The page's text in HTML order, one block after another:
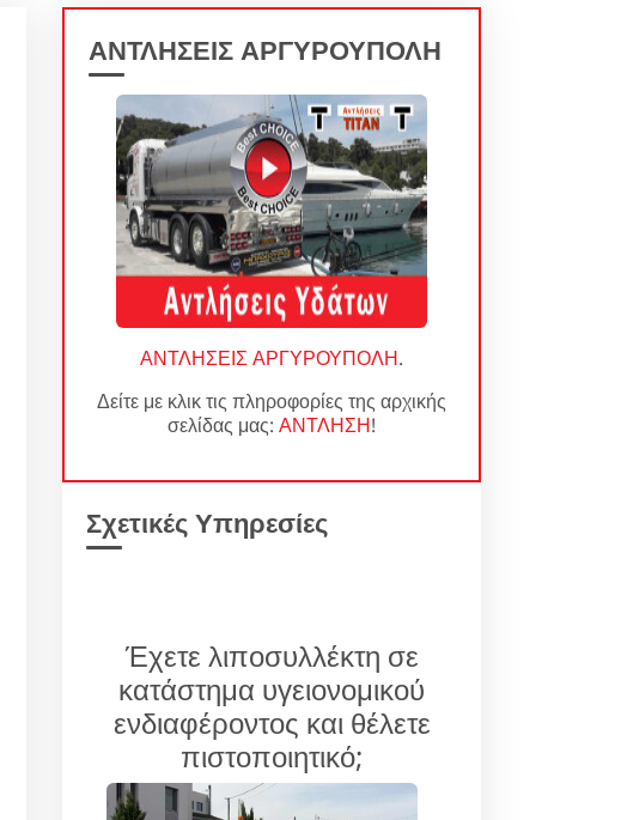
ΑΝΤΛΗΣΕΙΣ ΑΡΓΥΡΟΥΠΟΛΗ
ΑΝΤΛΗΣΕΙΣ ΑΡΓΥΡΟΥΠΟΛΗ.
Δείτε με κλικ τις πληροφορίες της αρχικής
σελίδας μας: ΑΝΤΛΗΣΗ!
Σχετικές Υπηρεσίες
Έχετε λιποσυλλέκτη σε
κατάστημα υγειονομικού
ενδιαφέροντος και θέλετε
πιστοποιητικό;